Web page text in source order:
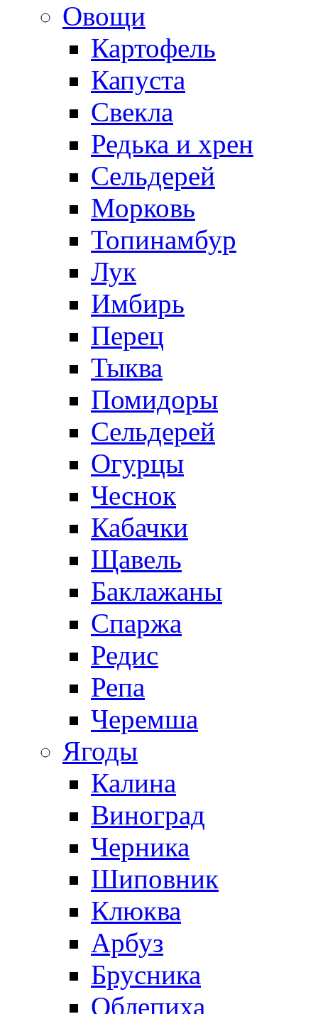
Овощи
Картофель
Капуста
Свекла
Редька и хрен
Сельдерей
Морковь
Топинамбур
Лук
Имбирь
Перец
Тыква
Помидоры
Сельдерей
Огурцы
Чеснок
Кабачки
Щавель
Баклажаны
Спаржа
Редис
Репа
Черемша
Ягоды
Калина
Виноград
Черника
Шиповник
Клюква
Арбуз
Брусника
Облепиха